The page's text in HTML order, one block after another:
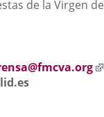
de la Virgen de